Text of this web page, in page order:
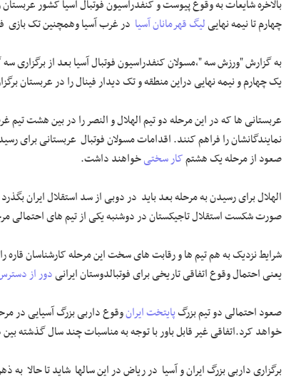
بالاخره شایعات به وقوع پیوست و کنفدراسیون فوتبال آسیا کشور
چهارم تا نیمه نهاییلیگ قهرمانان آسیا در غرب آسیا وهمچنین تک بازی
به گزارش "ورزش سه "،مسولان کنفدراسیون فوتبال آسیا بعد از
یک چهارم و نیمه نهایی دراین منطقه و تک دیدار فینال را در عربستان
عربستانی ها که در این مرحله دو تیم الهلال و النصر را در بین هشت تیم
نمایندگانشان را فراهم کنند. اقدامات مسولان فوتبال عربستانی برای
صعود از مرحله یک هشتمکار سختیخواهند داشت.
الهلال برای رسیدن به مرحله بعد باید در دوبی از سد استقلال ایران
صورت شکست استقلال تاجیکستان در دوشنبه یکی از تیم های احتمالی
شرایط نزدیک به هم تیم ها و رقابت های سخت این مرحله کارشناسان
یعنی احتمال وقوع اتفاقی تاریخی برای فوتبالدوستان ایرانیدور از
صعود احتمالی دو تیم بزرگپایتخت ایران
خواهد کرد.اتفاقی غیر قابل باور با توجه به مناسبات چند سال گذشته
برگزاری داربی بزرگ ایران و آسیا در ریاض در این سالها شاید تا حالا به